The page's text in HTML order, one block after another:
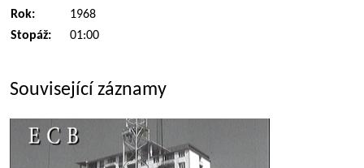
Rok:
1968
Stopáž:
01:00
Související záznamy